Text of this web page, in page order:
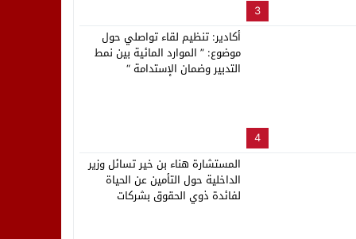
3
4
أكادير: تنظيم لقاء تواصلي حول
موضوع: ” الموارد المائية بين نمط
التدبير وضمان الإستدامة “
المستشارة هناء بن خير تسائل وزير
الداخلية حول التأمين عن الحياة
لفائدة ذوي الحقوق بشركات